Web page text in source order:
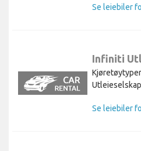
Se leiebiler
Infiniti
Se leiebiler